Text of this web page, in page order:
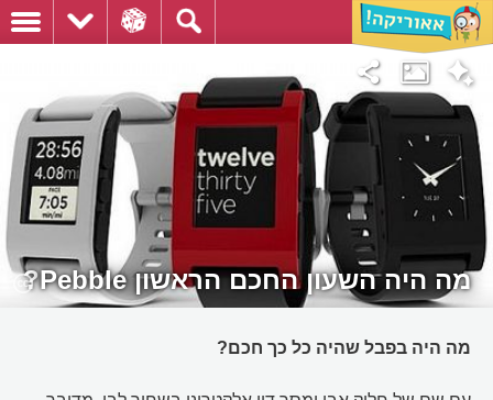
מה היה השעון החכם הראשון Pebble?
מה היה בפבל שהיה כל כך חכם?